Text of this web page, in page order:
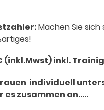
Machen Sie sich
(inkl.Mwst) inkl.
individuell
es zusammen an…..